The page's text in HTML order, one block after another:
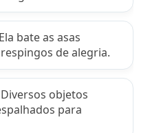
Ela bate as asas
de alegria.
Diversos objetos
para